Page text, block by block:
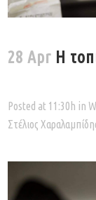
28 Apr Η
Posted at 11:30h in
Στέλιος